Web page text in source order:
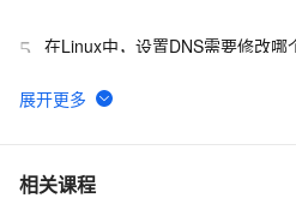
5 在Linux中，设置DNS需要修改哪
6
深入解析消息认证码（MAC）算
7 vim命令入门解析
相关课程